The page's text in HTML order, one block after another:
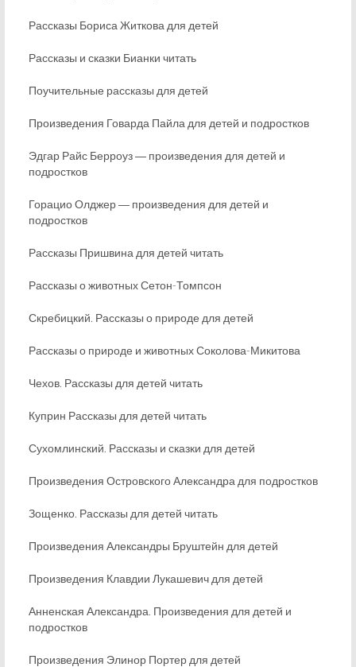
Рассказы Бориса Житкова для детей
Рассказы и сказки Бианки читать
Поучительные рассказы для детей
Произведения Говарда Пайла для детей и подростков
Эдгар Райс Берроуз ― произведения для детей и
подростков
Горацио Олджер ― произведения для детей и
подростков
Рассказы Пришвина для детей читать
Рассказы о животных Сетон-Томпсон
Скребицкий. Рассказы о природе для детей
Рассказы о природе и животных Соколова-Микитова
Чехов. Рассказы для детей читать
Куприн Рассказы для детей читать
Сухомлинский. Рассказы и сказки для детей
Произведения Островского Александра для подростков
Зощенко. Рассказы для детей читать
Произведения Александры Бруштейн для детей
Произведения Клавдии Лукашевич для детей
Анненская Александра. Произведения для детей и
подростков
Произведения Элинор Портер для детей